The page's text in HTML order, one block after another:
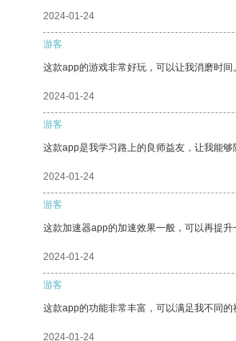
2024-01-24
游客
这款app的游戏非常好玩，可以让我消磨时间。
2024-01-24
游客
这款app是我学习路上的良师益友，让我能够
2024-01-24
游客
这款加速器app的加速效果一般，可以再提升
2024-01-24
游客
这款app的功能非常丰富，可以满足我不同的
2024-01-24